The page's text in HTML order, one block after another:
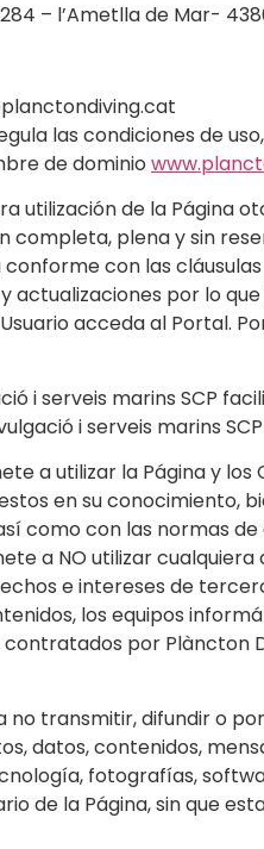
– l’Ametlla de Mar-
las condiciones de
de dominio
utilización de la Página
plena y sin
conforme con las
actualizaciones por lo
acceda al Portal.
i serveis marins SCP
i serveis marins
a utilizar la Página y
en su conocimiento,
como con las normas
a NO utilizar
e intereses de
los equipos
por Plàncton
no transmitir, difundir o
datos, contenidos,
fotografías,
de la Página, sin que